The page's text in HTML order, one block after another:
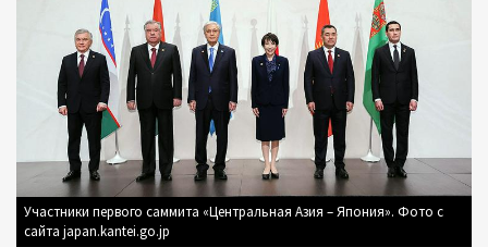
Участники первого саммита «Центральная Азия – Япония». Фото с
сайта japan.kantei.go.jp